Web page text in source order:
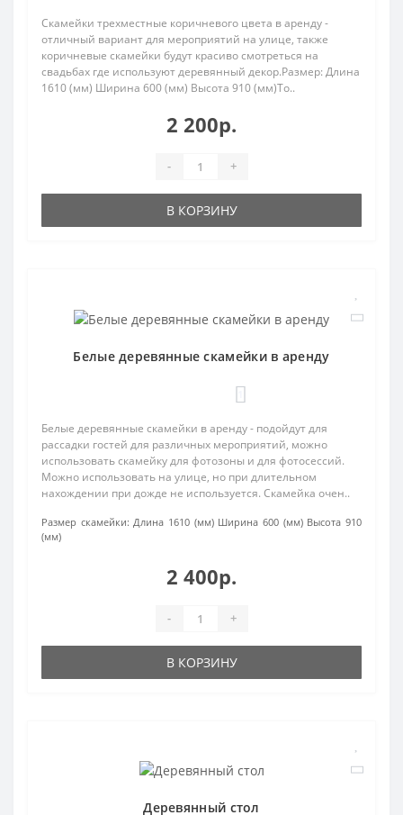
Скамейки трехместные коричневого цвета в аренду -
отличный вариант для мероприятий на улице, также
коричневые скамейки будут красиво смотреться на
свадьбах где используют деревянный декор.Размер: Длина
1610 (мм) Ширина 600 (мм) Высота 910 (мм)То..
2 200р.
- +
В КОРЗИНУ
Белые деревянные скамейки в аренду
Белые деревянные скамейки в аренду - подойдут для
рассадки гостей для различных мероприятий, можно
использовать скамейку для фотозоны и для фотосессий.
Можно использовать на улице, но при длительном
нахождении при дожде не используется. Скамейка очен..
Размер скамейки: Длина 1610 (мм) Ширина 600 (мм) Высота 910
(мм)
2 400р.
- +
В КОРЗИНУ
Деревянный стол